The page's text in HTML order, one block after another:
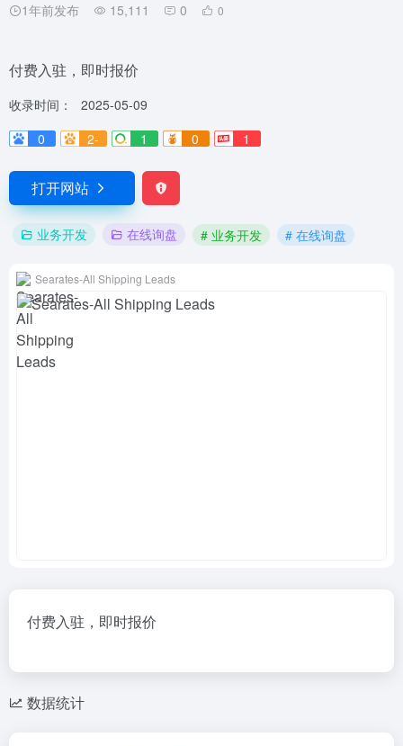
1年前发布 15,111 0 0
付费入驻，即时报价
收录时间：
2025-05-09
0
2- 1 0 1
打开网站
业务开发 在线询盘 # 业务开发 # 在线询盘
Searates-All Shipping Leads
付费入驻，即时报价
数据统计